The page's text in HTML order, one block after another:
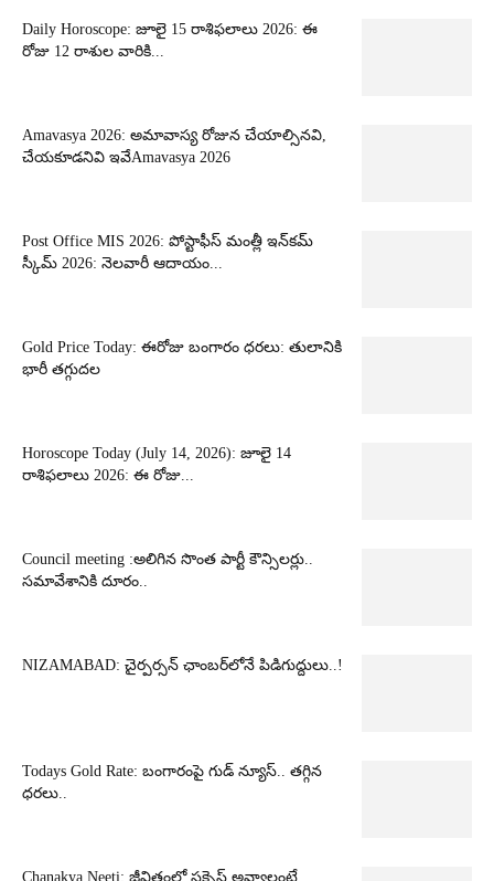
Daily Horoscope: జూలై 15 రాశిఫలాలు 2026: ఈ
రోజు 12 రాశుల వారికి...
Amavasya 2026: అమావాస్య రోజున చేయాల్సినవి,
చేయకూడనివి ఇవేAmavasya 2026
Post Office MIS 2026: పోస్టాఫీస్ మంత్లీ ఇన్‌కమ్
స్కీమ్ 2026: నెలవారీ ఆదాయం...
Gold Price Today: ఈరోజు బంగారం ధరలు: తులానికి
భారీ తగ్గుదల
Horoscope Today (July 14, 2026): జూలై 14
రాశిఫలాలు 2026: ఈ రోజు...
Council meeting :అలిగిన సొంత పార్టీ కౌన్సిలర్లు..
సమావేశానికి దూరం..
NIZAMABAD: చైర్పర్సన్ ఛాంబర్‌లోనే పిడిగుద్దులు..!
Todays Gold Rate: బంగారంపై గుడ్ న్యూస్.. తగ్గిన
ధరలు..
Chanakya Neeti: జీవితంలో సక్సెస్ అవ్వాలంటే